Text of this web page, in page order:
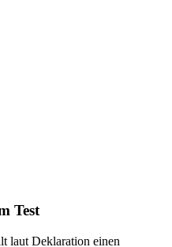
Test
laut Deklaration einen